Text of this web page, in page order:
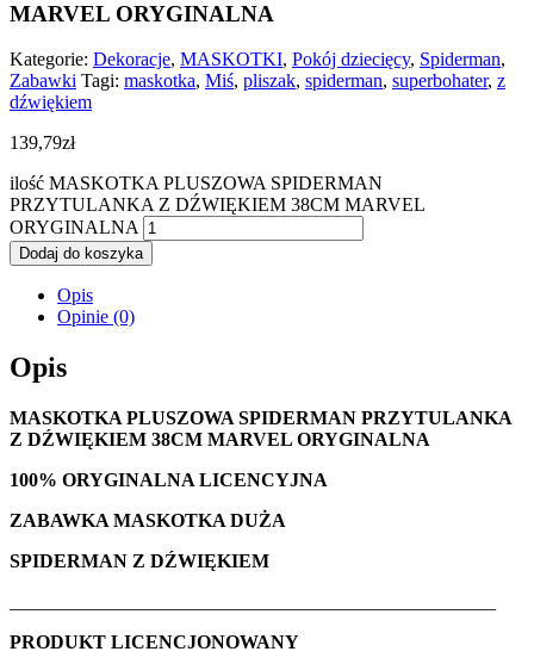
MARVEL ORYGINALNA
Kategorie: Dekoracje, MASKOTKI, Pokój dziecięcy, Spiderman,
Zabawki Tagi: maskotka, Miś, pliszak, spiderman, superbohater, z
dźwiękiem
139,79zł
ilość MASKOTKA PLUSZOWA SPIDERMAN
PRZYTULANKA Z DŹWIĘKIEM 38CM MARVEL
ORYGINALNA
Dodaj do koszyka
Opis
Opinie (0)
Opis
MASKOTKA PLUSZOWA SPIDERMAN PRZYTULANKA
Z DŹWIĘKIEM 38CM MARVEL ORYGINALNA
100% ORYGINALNA LICENCYJNA
ZABAWKA MASKOTKA DUŻA
SPIDERMAN Z DŹWIĘKIEM
PRODUKT LICENCJONOWANY